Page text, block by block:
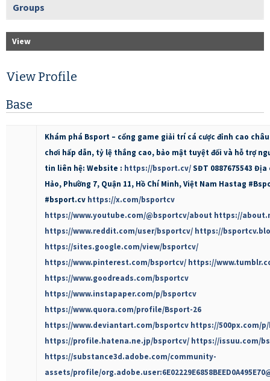
Groups
View
View Profile
Base
Khám phá Bsport – cổng game giải trí cá cược đỉnh cao
chơi hấp dẫn, tỷ lệ thắng cao, bảo mật tuyệt đối và hỗ trợ
tin liên hệ: Website : https://bsport.cv/SĐT 0887675543 Địa
Hảo, Phường 7, Quận 11, Hồ Chí Minh, Việt Nam Hastag
#bsport.cv https://x.com/bsportcv
https://www.youtube.com/@bsportcv/about https://
https://www.reddit.com/user/bsportcv/ https://
https://sites.google.com/view/bsportcv/
https://www.pinterest.com/bsportcv/ https://
https://www.goodreads.com/bsportcv
https://www.instapaper.com/p/bsportcv
https://www.quora.com/profile/Bsport-26
https://www.deviantart.com/bsportcv https://500px.com/
https://profile.hatena.ne.jp/bsportcv/ https://issuu.com/
https://substance3d.adobe.com/community-
assets/profile/